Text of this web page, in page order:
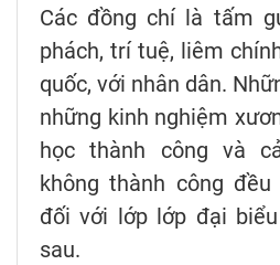
Các đồng chí là tấm
phách, trí tuệ, liêm
quốc, với nhân dân.
những kinh nghiệm
học thành công và
không thành công
đối với lớp lớp đại
sau.